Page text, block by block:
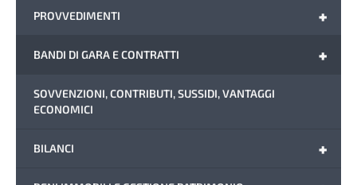
+
PROVVEDIMENTI
+
BANDI DI GARA E CONTRATTI
SOVVENZIONI, CONTRIBUTI, SUSSIDI, VANTAGGI
ECONOMICI
+
BILANCI